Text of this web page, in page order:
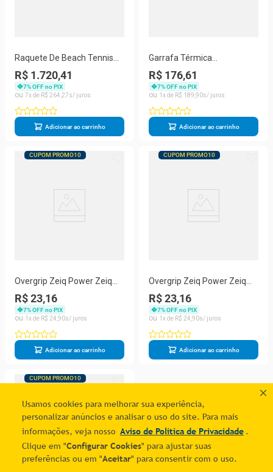
Usamos cookies para melhorar sua experiência,
personalizar anúncios e analisar o uso do site. Para mais
informações, veja nosso Aviso de Política de Privacidade .
Clique em "Configurar Cookies" para ajustar suas
preferências ou em "Aceitar" para consentir com o uso.
Raquete De Beach Tennis
Zeiq Classic Kevlar
R$ 1.720,41
7% OFF no PIX
7
R$ 264 27
Adicionar ao carrinho
Garrafa Térmica
Emborrachada Zeiq 1L Roxa
R$ 176,61
7% OFF no PIX
1
R$ 189 90
Adicionar ao carrinho
CUPOM PROMO10
Overgrip Zeiq Power Zeiq
Azul Claro
R$ 23,16
7% OFF no PIX
1
R$ 24 90
Adicionar ao carrinho
CUPOM PROMO10
Overgrip Zeiq Power Zeiq
Verde Claro
R$ 23,16
7% OFF no PIX
1
R$ 24 90
Adicionar ao carrinho
CUPOM PROMO10